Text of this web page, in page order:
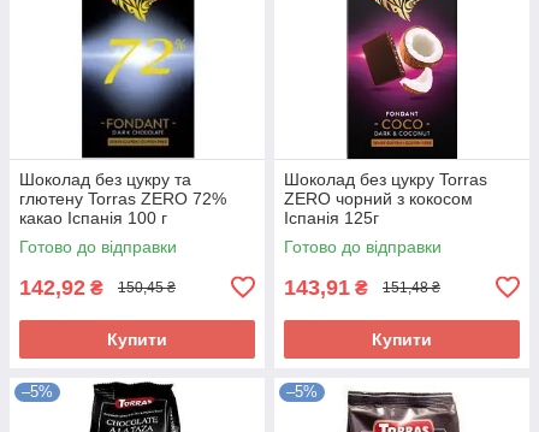
Шоколад без цукру та
глютену Torras ZERO 72%
какао Іспанія 100 г
Готово до відправки
142,92 ₴ 150,45 ₴
Купити
Шоколад без цукру Torras
ZERO чорний з кокосом
Іспанія 125г
Готово до відправки
143,91 ₴ 151,48 ₴
Купити
–5% –5%